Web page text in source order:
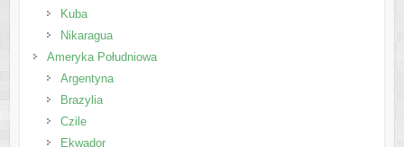
Kuba
Nikaragua
Ameryka Południowa
Argentyna
Brazylia
Czile
Ekwador